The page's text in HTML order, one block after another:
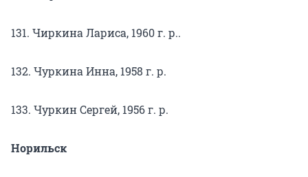
131. Чиркина Лариса, 1960 г. р..
132. Чуркина Инна, 1958 г. р.
133. Чуркин Сергей, 1956 г. р.
Норильск